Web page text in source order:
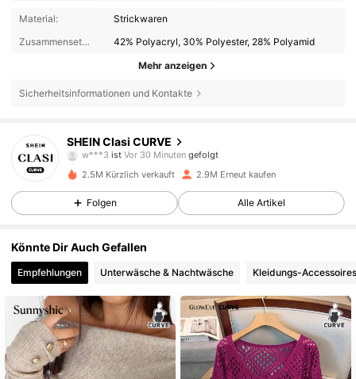
Material:
Strickwaren
Zusammensetzung:
42% Polyacryl, 30% Polyester, 28% Polyamid
Mehr anzeigen
Sicherheitsinformationen und Kontakte
SHEIN Clasi CURVE
w***3istVor 30 Minuten
4***0ist am Durchsuchen
4,83
337K Follower
4,83 337K Follower
4,83 337K Follower
2.5M Kürzlich verkauft 2.9M Erneut kaufen
Folgen Alle Artikel
Könnte Dir Auch Gefallen
Empfehlungen Unterwäsche & Nachtwäsche Kleidungs-Accessoires